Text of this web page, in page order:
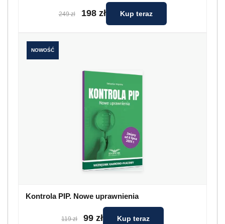
249 zł 198 zł Kup teraz
NOWOŚĆ
Kontrola PIP. Nowe uprawnienia
119 zł 99 zł Kup teraz